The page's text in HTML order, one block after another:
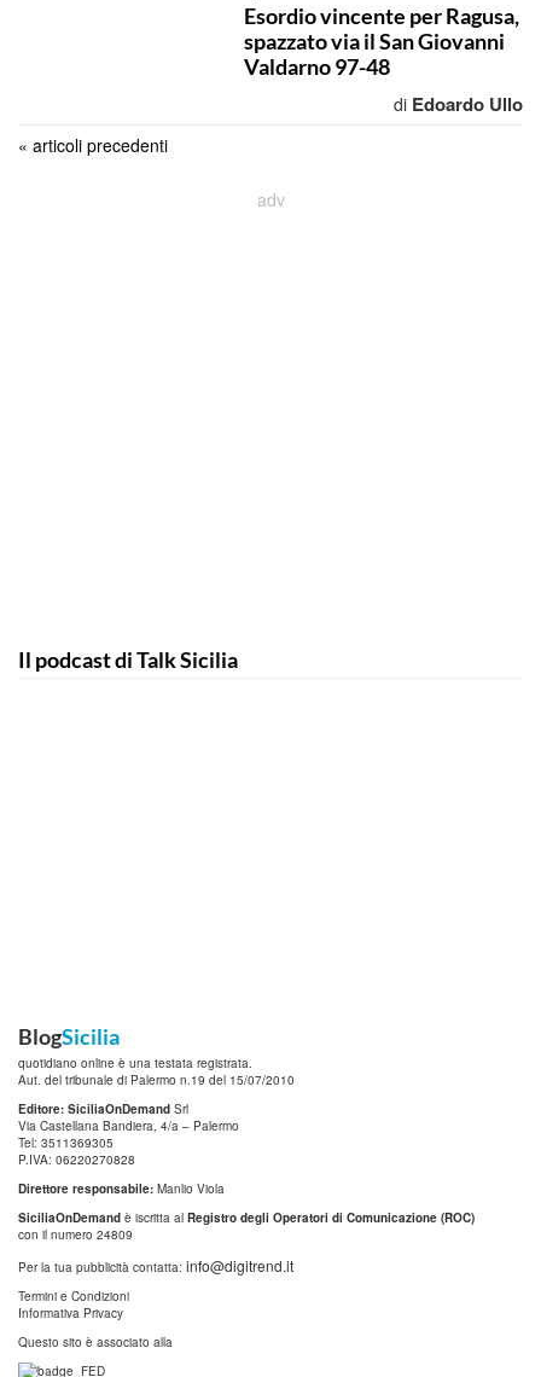
Esordio vincente per Ragusa,
spazzato via il San Giovanni
Valdarno 97-48
di Edoardo Ullo
« articoli precedenti
Il podcast di Talk Sicilia
BlogSicilia
quotidiano online è una testata registrata.
Aut. del tribunale di Palermo n.19 del 15/07/2010
Editore: SiciliaOnDemand Srl
Via Castellana Bandiera, 4/a – Palermo
Tel: 3511369305
P.IVA: 06220270828
Direttore responsabile: Manlio Viola
SiciliaOnDemand è iscritta al Registro degli Operatori di Comunicazione (ROC)
con il numero 24809
Per la tua pubblicità contatta: info@digitrend.it
Termini e Condizioni
Informativa Privacy
Questo sito è associato alla